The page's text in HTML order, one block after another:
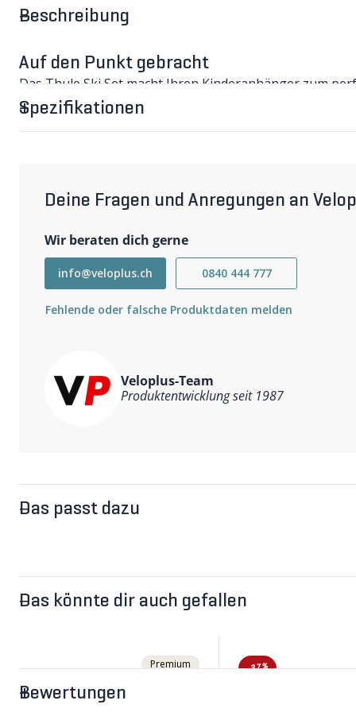
Beschreibung
Auf den Punkt gebracht
Das Thule Ski Set macht Ihren Kinderanhänger zum
Installation, Sicherheit, Komfort und Vielseitigkeit sind
SKI SET im Detail
Das Thule Ski Set ermöglicht unvergessliche
Kit ist vielseitig nutzbar und eignet sich nicht nur für
Schneeschuhwandern und mehr. Zusätzlich bietet es
gewährleistet.
Wichtigste Eigenschaften
Schnelle Montage: Mühelose Anbringung ohne
Stabilität und Schutz: Maximaler Halt während des
Vielseitig nutzbar: Nicht nur Skilanglauf, sondern auch
Kompatibel mit Modell CAB, CROSS double, CROSS
Spezifikationen
Deine Fragen und Anregungen an
Wir beraten dich gerne
info@veloplus.ch 0840 444 777
Fehlende oder falsche Produktdaten melden
Veloplus-Team
Produktentwicklung seit 1987
Das passt dazu
Das könnte dir auch gefallen
Premium -37%
Bewertungen